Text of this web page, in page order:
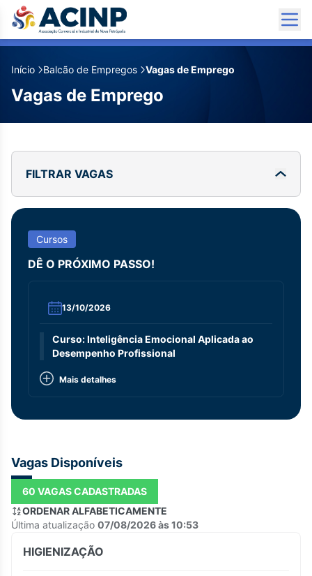
Início Balcão de Empregos Vagas de Emprego
Vagas de Emprego
FILTRAR VAGAS
Cursos
DÊ O PRÓXIMO PASSO!
13/10/2026
Curso: Inteligência Emocional Aplicada ao
Desempenho Profissional
Mais detalhes
Vagas Disponíveis
60 VAGAS CADASTRADAS
ORDENAR ALFABETICAMENTE
Última atualização 07/08/2026 às 10:53
HIGIENIZAÇÃO